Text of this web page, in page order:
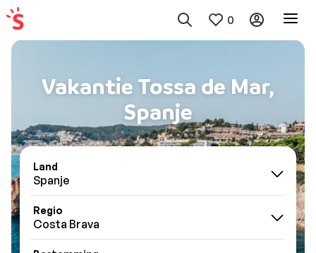
0
Vakantie Tossa de Mar,
Spanje
Land
Spanje
Regio
Costa Brava